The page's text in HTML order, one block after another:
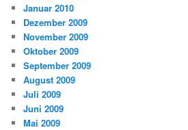
Januar 2010
Dezember 2009
November 2009
Oktober 2009
September 2009
August 2009
Juli 2009
Juni 2009
Mai 2009